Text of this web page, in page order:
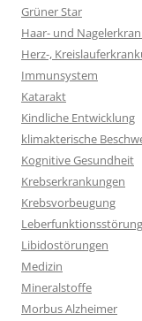
Grüner Star
Haar- und
Herz-,
Immunsystem
Katarakt
Kindliche Entwicklung
klimakterische
Kognitive Gesundheit
Krebserkrankungen
Krebsvorbeugung
Libidostörungen
Medizin
Mineralstoffe
Morbus Alzheimer